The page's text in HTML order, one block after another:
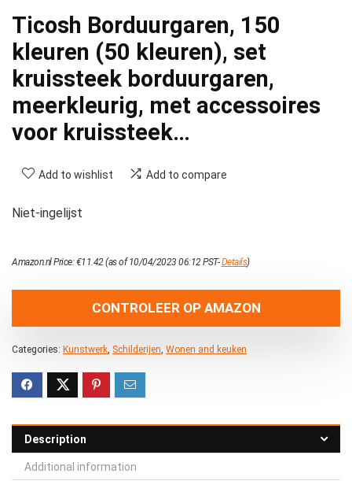
Ticosh Borduurgaren, 150
kleuren (50 kleuren), set
kruissteek borduurgaren,
meerkleurig, met accessoires
voor kruissteek…
Add to wishlist Add to compare
Niet-ingelijst
Amazon.nl Price:€11.42 (as of 10/04/2023 06:12 PST-Details)
CONTROLEER OP AMAZON
Categories: Kunstwerk Schilderijen Wonen and keuken
Description
Additional information